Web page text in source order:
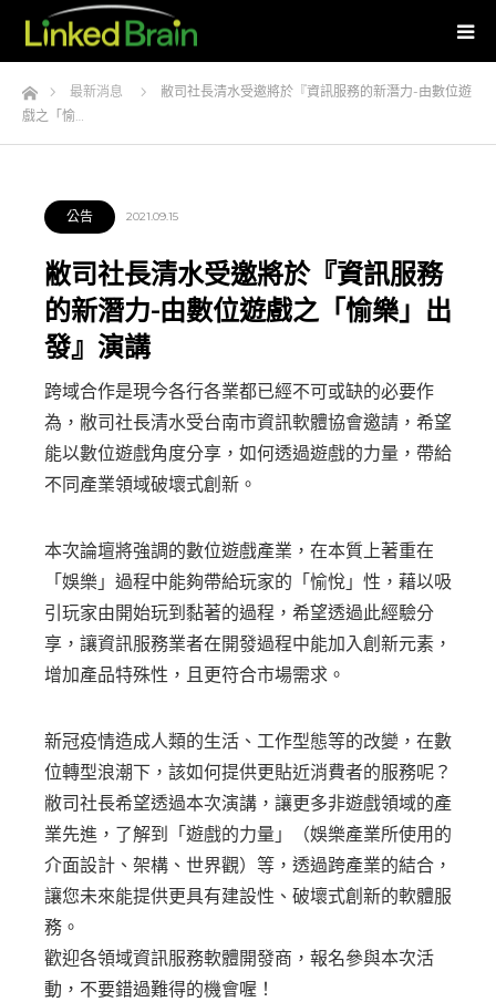
Home最新消息
敝司社長清水受邀將於『資訊服務的新潛力-由數位遊
戲之「愉…
公告 2021.09.15
敝司社長清水受邀將於『資訊服務
的新潛力-由數位遊戲之「愉樂」出
發』演講
跨域合作是現今各行各業都已經不可或缺的必要作
為，敝司社長清水受台南市資訊軟體協會邀請，希望
能以數位遊戲角度分享，如何透過遊戲的力量，帶給
不同產業領域破壞式創新。
本次論壇將強調的數位遊戲產業，在本質上著重在
「娛樂」過程中能夠帶給玩家的「愉悅」性，藉以吸
引玩家由開始玩到黏著的過程，希望透過此經驗分
享，讓資訊服務業者在開發過程中能加入創新元素，
增加產品特殊性，且更符合市場需求。
新冠疫情造成人類的生活、工作型態等的改變，在數
位轉型浪潮下，該如何提供更貼近消費者的服務呢？
敝司社長希望透過本次演講，讓更多非遊戲領域的產
業先進，了解到「遊戲的力量」（娛樂產業所使用的
介面設計、架構、世界觀）等，透過跨產業的結合，
讓您未來能提供更具有建設性、破壞式創新的軟體服
務。
歡迎各領域資訊服務軟體開發商，報名參與本次活
動，不要錯過難得的機會喔！